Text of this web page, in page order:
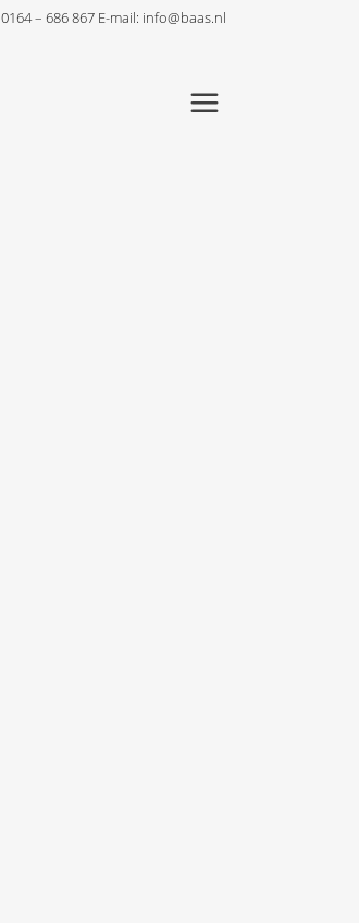
0164 – 686 867 E-mail: info@baas.nl